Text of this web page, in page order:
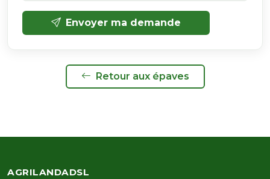
Envoyer ma demande
Retour aux épaves
AGRILANDADSL